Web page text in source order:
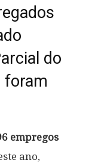
do
foram
empregos
ano,